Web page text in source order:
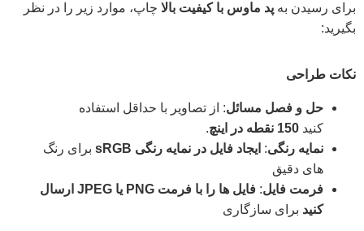
برای رسیدن به پد ماوس با کیفیت بالا چاپ، موارد زیر را در نظر
بگیرید:
نکات طراحی
حل و فصل مسائل: از تصاویر با حداقل استفاده
کنید 150 نقطه در اینچ
.
نمایه رنگی: ایجاد فایل در نمایه رنگی sRGB
برای رنگ
های دقیق
فرمت فایل:
فایل ها را با فرمت PNG یا JPEG ارسال
کنید برای سازگاری